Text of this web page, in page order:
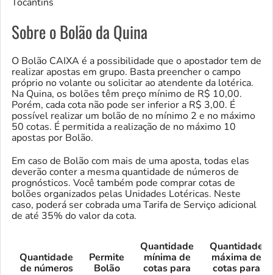
Sobre o Bolão da Quina
O Bolão CAIXA é a possibilidade que o apostador tem de
realizar apostas em grupo. Basta preencher o campo
próprio no volante ou solicitar ao atendente da lotérica.
Na Quina, os bolões têm preço mínimo de R$ 10,00.
Porém, cada cota não pode ser inferior a R$ 3,00. É
possível realizar um bolão de no mínimo 2 e no máximo
50 cotas. É permitida a realização de no máximo 10
apostas por Bolão.
Em caso de Bolão com mais de uma aposta, todas elas
deverão conter a mesma quantidade de números de
prognósticos. Você também pode comprar cotas de
bolões organizados pelas Unidades Lotéricas. Neste
caso, poderá ser cobrada uma Tarifa de Serviço adicional
de até 35% do valor da cota.
Quantidade
de números
Permite
Bolão
Quantidade
mínima de
cotas para
Quantidade
máxima de
cotas para